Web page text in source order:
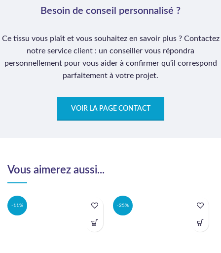
Besoin de conseil personnalisé ?
Ce tissu vous plaît et vous souhaitez en savoir plus ? Contactez
notre service client : un conseiller vous répondra
personnellement pour vous aider à confirmer qu’il correspond
parfaitement à votre projet.
VOIR LA PAGE CONTACT
Vous aimerez aussi...
-11% -25%